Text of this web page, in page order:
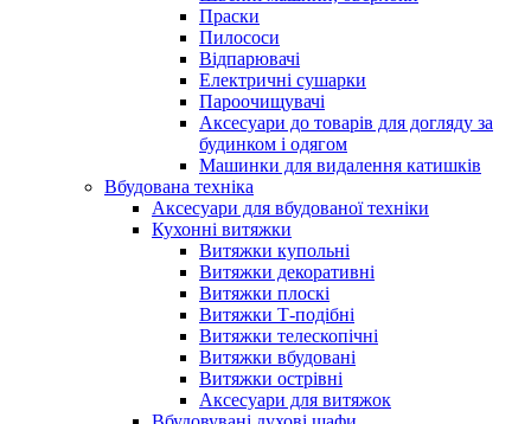
Праски
Пилососи
Відпарювачі
Електричні сушарки
Пароочищувачі
Аксесуари до товарів для догляду за
будинком і одягом
Машинки для видалення катишків
Вбудована техніка
Аксесуари для вбудованої техніки
Кухонні витяжки
Витяжки купольні
Витяжки декоративні
Витяжки плоскі
Витяжки Т-подібні
Витяжки телескопічні
Витяжки вбудовані
Витяжки острівні
Аксесуари для витяжок